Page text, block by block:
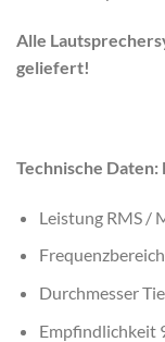
Alle
geliefert!
Technische Daten:
Leistung RMS /
Durchmesser
Empfindlichkeit